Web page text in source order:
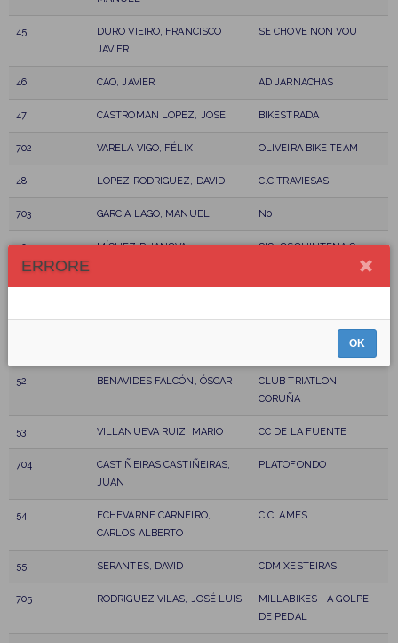
45
DURO VIEIRO, FRANCISCO
JAVIER
SE CHOVE NON VOU
46 CAO, JAVIER AD JARNACHAS
47 CASTROMAN LOPEZ, JOSE BIKESTRADA
702 VARELA VIGO, FÉLIX OLIVEIRA BIKE TEAM
48 LOPEZ RODRIGUEZ, DAVID C.C TRAVIESAS
703 GARCIA LAGO, MANUEL N0
49
MÍGUEZ RUANOVA,
CICLOSQUINTENA C.
PEÑA CICLISTA MONTE
52 BENAVIDES FALCÓN, ÓSCAR
CLUB TRIATLON
CORUÑA
53 VILLANUEVA RUIZ, MARIO CC DE LA FUENTE
704
CASTIÑEIRAS CASTIÑEIRAS,
JUAN
PLATOFONDO
54
ECHEVARNE CARNEIRO,
CARLOS ALBERTO
C.C. AMES
55 SERANTES, DAVID CDM XESTEIRAS
705 RODRIGUEZ VILAS, JOSÉ LUIS
MILLABIKES - A GOLPE
DE PEDAL
ERRORE
OK